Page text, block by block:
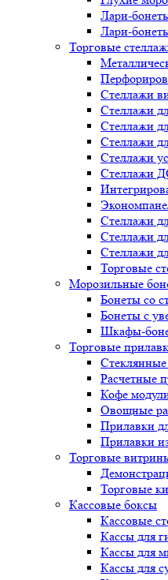
Лари-
Лари-
Торговые
Стеллажи
Стеллажи
Стеллажи
Стеллажи
Стеллажи
Стеллажи
Стеллажи
Стеллажи
Стеллажи
Торговые
Морозильные
Бонеты со
Бонеты с
Шкафы-
Торговые
Расчетные
Кофе
Овощные
Прилавки
Прилавки
Торговые
Торговые
Кассовые боксы
Кассовые
Кассы для
Кассы для
Кассы для